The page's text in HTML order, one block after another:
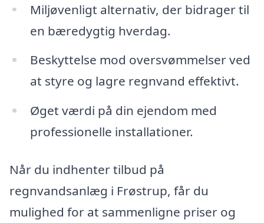
Miljøvenligt alternativ, der bidrager til
en bæredygtig hverdag.
Beskyttelse mod oversvømmelser ved
at styre og lagre regnvand effektivt.
Øget værdi på din ejendom med
professionelle installationer.
Når du indhenter tilbud på
regnvandsanlæg i Frøstrup, får du
mulighed for at sammenligne priser og